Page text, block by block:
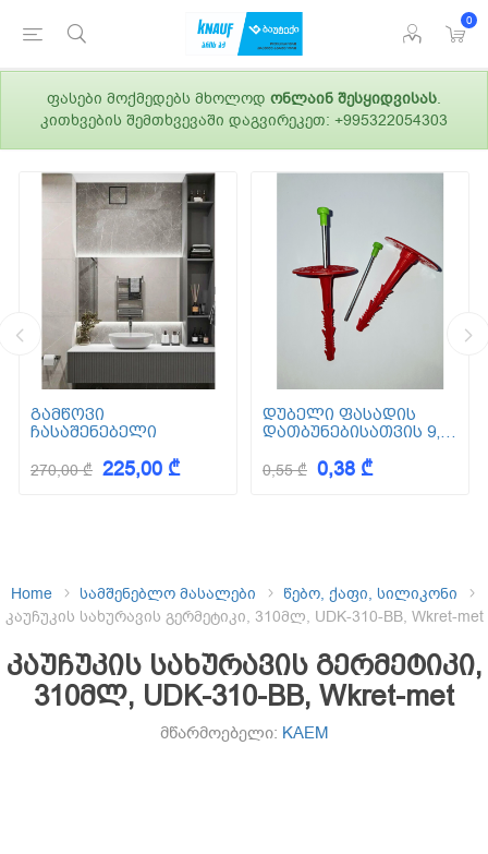
0
ფასები მოქმედებს მხოლოდ ონლაინ შესყიდვისას.
კითხვების შემთხვევაში დაგვირეკეთ: +995322054303
გამწოვი
ჩასაშენებელი
270,00 ₾ 225,00 ₾
დუბელი ფასადის
დათბუნებისათვის 9,5
0,55 ₾ 0,38 ₾
Home სამშენებლო მასალები
წებო, ქაფი, სილიკონი
კაუჩუკის სახურავის გერმეტიკი, 310მლ, UDK-310-BB, Wkret-met
კაუჩუკის სახურავის გერმეტიკი,
310მლ, UDK-310-BB, Wkret-met
მწარმოებელი: KAEM